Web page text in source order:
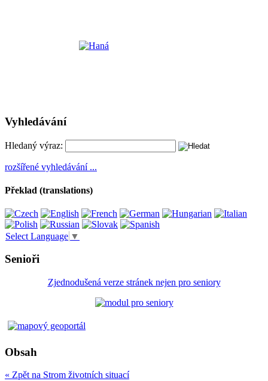
Vyhledávání
Hledaný výraz:
rozšířené vyhledávání ...
Překlad (translations)
Select Language ▼
Senioři
Zjednodušená verze stránek nejen pro seniory
Obsah
« Zpět na Strom životních situací